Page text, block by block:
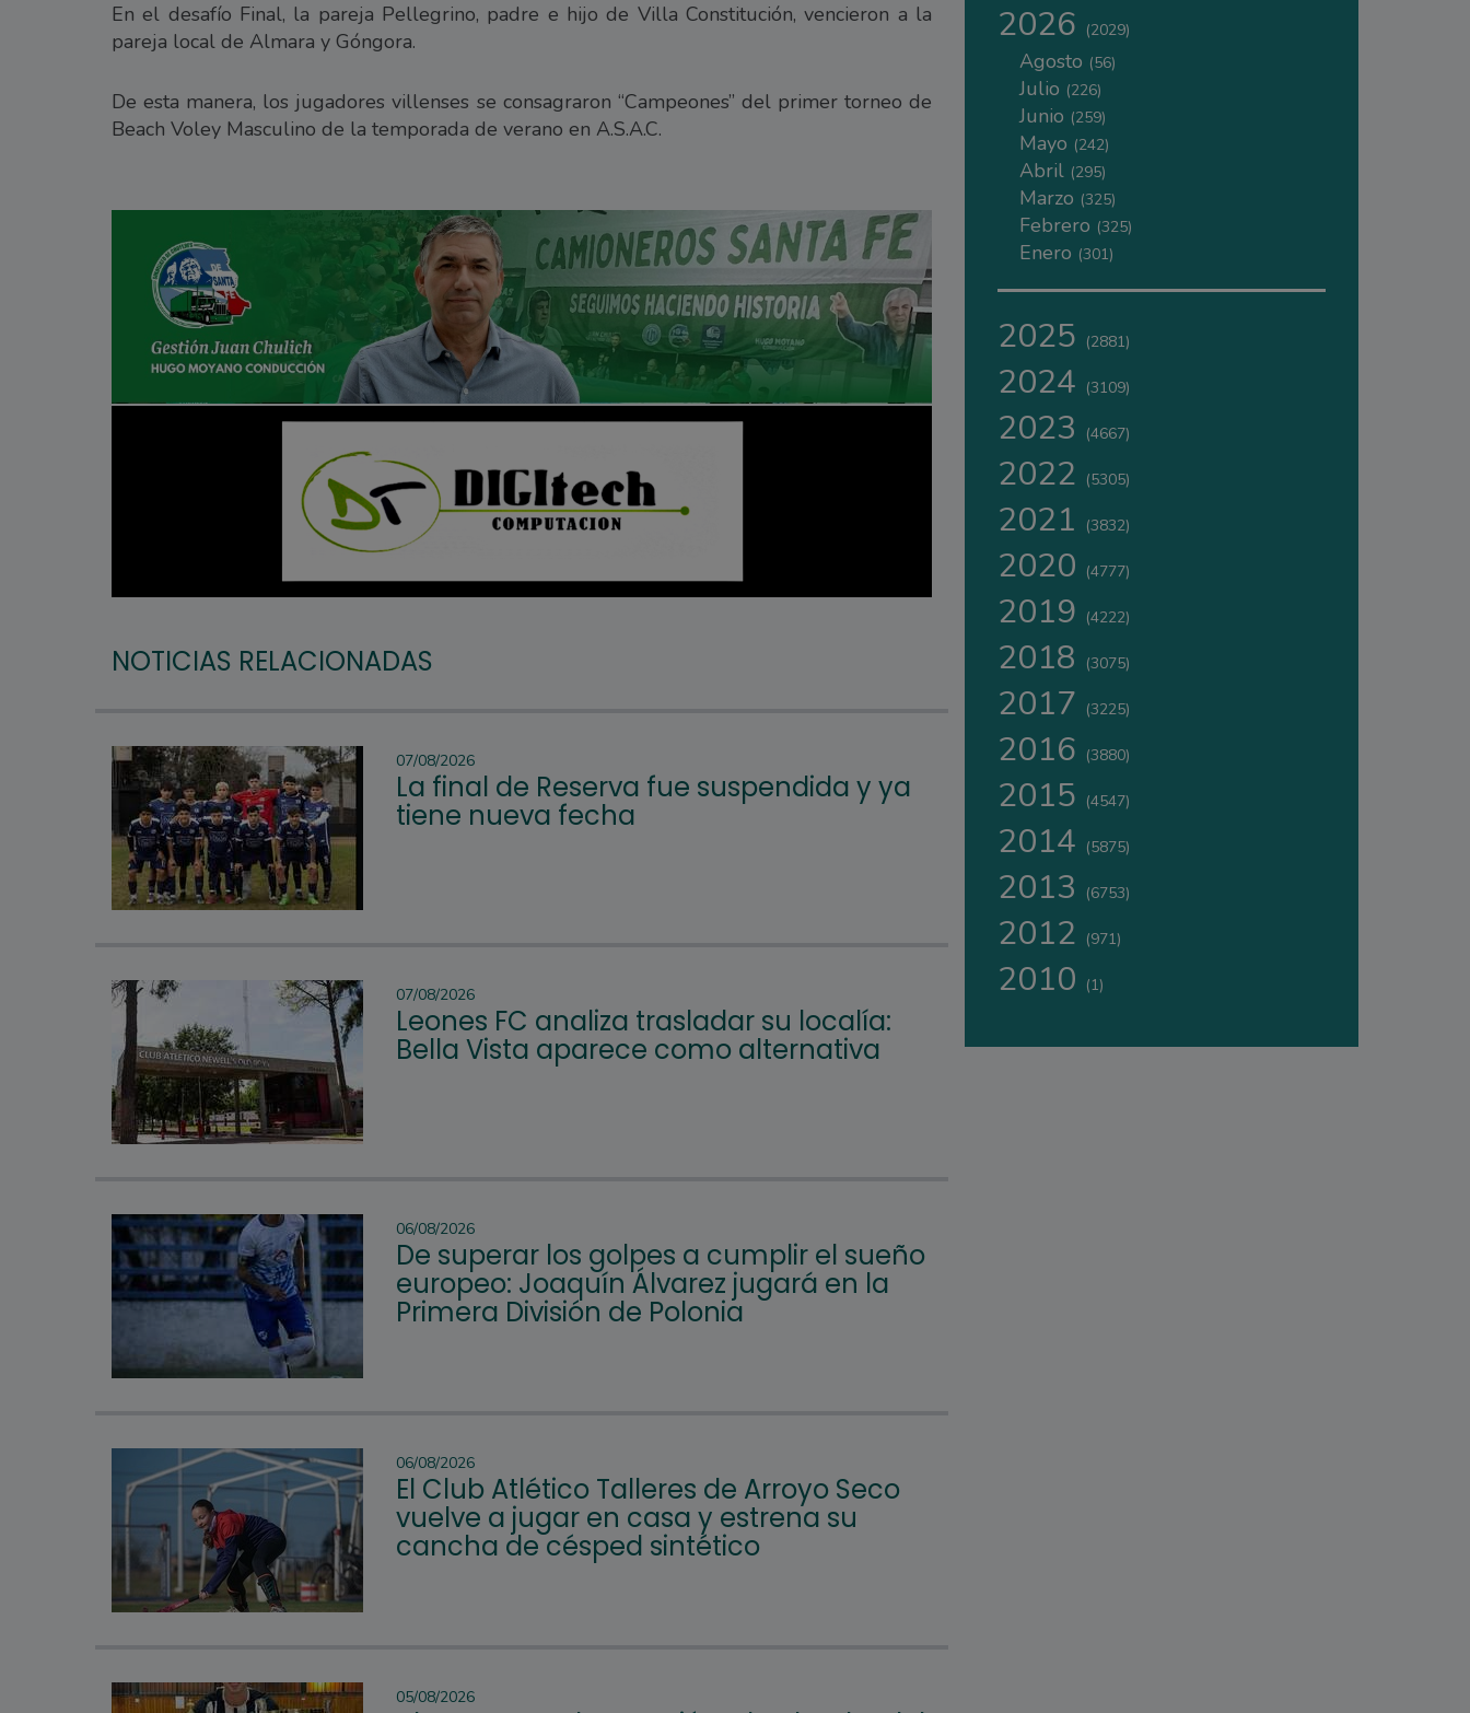
En el desafío Final, la pareja Pellegrino, padre e hijo de Villa Constitución, vencieron a la
pareja local de Almara y Góngora.
De esta manera, los jugadores villenses se consagraron “Campeones” del primer torneo de
Beach Voley Masculino de la temporada de verano en A.S.A.C.
NOTICIAS RELACIONADAS
07/08/2026
La final de Reserva fue suspendida y ya
tiene nueva fecha
07/08/2026
Leones FC analiza trasladar su localía:
Bella Vista aparece como alternativa
06/08/2026
De superar los golpes a cumplir el sueño
europeo: Joaquín Álvarez jugará en la
Primera División de Polonia
06/08/2026
El Club Atlético Talleres de Arroyo Seco
vuelve a jugar en casa y estrena su
cancha de césped sintético
05/08/2026
2026 (2029)
Agosto (56)
Julio (226)
Junio (259)
Mayo (242)
Abril (295)
Marzo (325)
Febrero (325)
Enero (301)
2025 (2881)
2024 (3109)
2023 (4667)
2022 (5305)
2021 (3832)
2020 (4777)
2019 (4222)
2018 (3075)
2017 (3225)
2016 (3880)
2015 (4547)
2014 (5875)
2013 (6753)
2012 (971)
2010 (1)